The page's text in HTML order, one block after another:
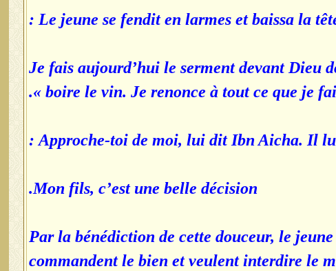
Le jeune se fendit en larmes et baissa la
Je fais aujourd’hui le serment devant Dieu
boire le vin. Je renonce à tout ce que je
Approche-toi de moi, lui dit Ibn Aicha. Il lui
Mon fils, c’est une belle décision.
Par la bénédiction de cette douceur, le
commandent le bien et veulent interdire le